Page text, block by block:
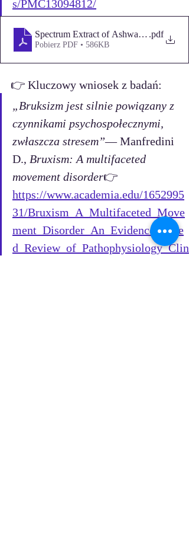
s/PMC13094812/
Spectrum Extract of Ashwagandha
.pdf
Pobierz PDF • 586KB
👉 Kluczowy wniosek z badań:
„Bruksizm jest silnie powiązany z
czynnikami psychospołecznymi,
zwłaszcza stresem”— Manfredini
D., Bruxism: A multifaceted
movement disorder👉
https://www.academia.edu/1652995
31/Bruxism_A_Multifaceted_Move
ment_Disorder_An_Evidence_Base
d_Review_of_Pathophysiology_Clin